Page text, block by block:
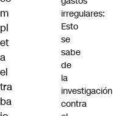
m
pl
et
a
el
tra
ba
irregulares:
Esto
se
sabe
de
la
investigación
contra